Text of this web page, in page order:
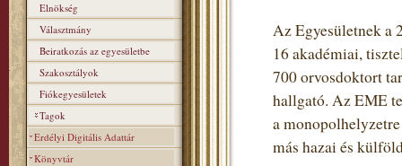
Elnökség
Választmány
Beiratkozás az egyesületbe
Szakosztályok
Fiókegyesületek
Tagok
Erdélyi Digitális Adattár
Könyvtár
Az Egyesületnek a
16 akadémiai,
700 orvosdoktort
hallgató. Az EME
a
más hazai és